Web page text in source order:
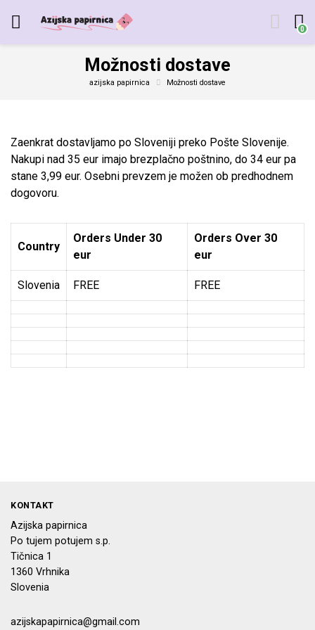
0
Možnosti dostave
azijska papirnica Možnosti dostave
Zaenkrat dostavljamo po Sloveniji preko Pošte Slovenije.
Nakupi nad 35 eur imajo brezplačno poštnino, do 34 eur pa
stane 3,99 eur. Osebni prevzem je možen ob predhodnem
dogovoru.
Country
Orders Under 30
eur
Orders Over 30
eur
Slovenia FREE FREE
KONTAKT
Azijska papirnica
Po tujem potujem s.p.
Tičnica 1
1360 Vrhnika
Slovenia
azijskapapirnica@gmail.com